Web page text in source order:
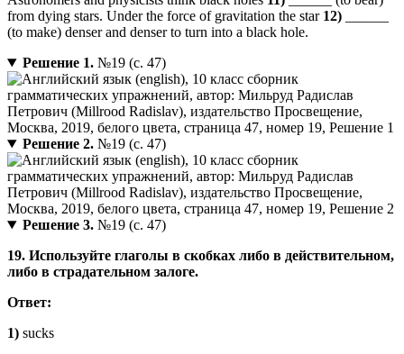
from dying stars. Under the force of gravitation the star 12)
(to make) denser and denser to turn into a black hole.
Решение 1.№19 (с. 47)
Решение 2.№19 (с. 47)
Решение 3.№19 (с. 47)
19. Используйте глаголы в скобках либо в действительном,
либо в страдательном залоге.
Ответ:
1) sucks